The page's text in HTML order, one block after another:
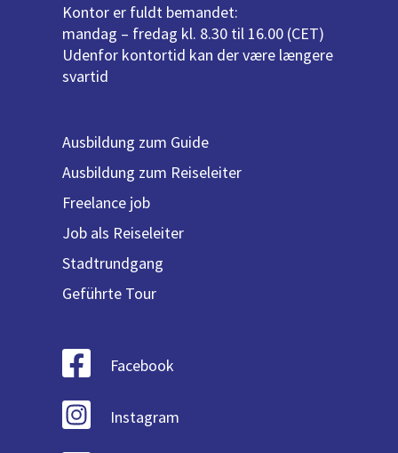
Kontor er fuldt bemandet:
mandag – fredag kl. 8.30 til 16.00 (CET)
Udenfor kontortid kan der være længere
svartid
Ausbildung zum Guide
Ausbildung zum Reiseleiter
Freelance job
Job als Reiseleiter
Stadtrundgang
Geführte Tour
Facebook
Instagram